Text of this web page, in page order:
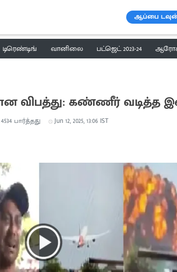
ஆப்பை
டிரெண்டிங் வானிலை பட்ஜெட் 2023-24
விபத்து: கண்ணீர்
4534 பார்த்தது Jun 12, 2025, 13:06 IST